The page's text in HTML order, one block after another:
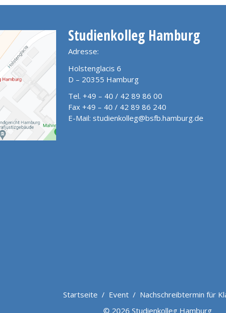
Studienkolleg Hamburg
Adresse:
Holstenglacis 6
D – 20355 Hamburg
Tel. +49 – 40 / 42 89 86 00
Fax +49 – 40 / 42 89 86 240
E-Mail: studienkolleg@bsfb.hamburg.de
Startseite / Event/ Nachschreibtermin für
© 2026 Studienkolleg Hamburg